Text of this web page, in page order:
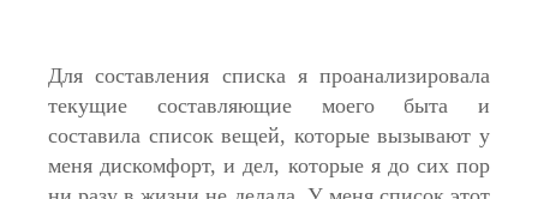
Для составления списка я проанализировала
текущие составляющие моего быта и
составила список вещей, которые вызывают у
меня дискомфорт, и дел, которые я до сих пор